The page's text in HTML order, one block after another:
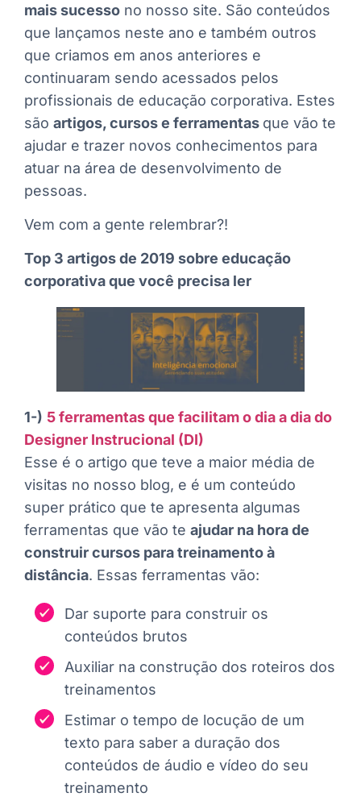
mais sucesso no nosso site. São conteúdos
que lançamos neste ano e também outros
que criamos em anos anteriores e
continuaram sendo acessados pelos
profissionais de educação corporativa. Estes
são artigos, cursos e ferramentas que vão te
ajudar e trazer novos conhecimentos para
atuar na área de desenvolvimento de
pessoas.
Vem com a gente relembrar?!
Top 3 artigos de 2019 sobre educação
corporativa que você precisa ler
1-) 5 ferramentas que facilitam o dia a dia do
Designer Instrucional (DI)
Esse é o artigo que teve a maior média de
visitas no nosso blog, e é um conteúdo
super prático que te apresenta algumas
ferramentas que vão te ajudar na hora de
construir cursos para treinamento à
distância. Essas ferramentas vão:
Dar suporte para construir os
conteúdos brutos
Auxiliar na construção dos roteiros dos
treinamentos
Estimar o tempo de locução de um
texto para saber a duração dos
conteúdos de áudio e vídeo do seu
treinamento